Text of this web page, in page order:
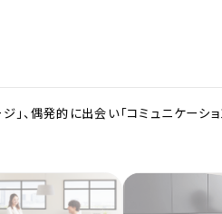
、偶発的に出会い「コミュニケーシ